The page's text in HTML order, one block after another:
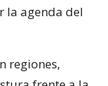
la agenda del
regiones,